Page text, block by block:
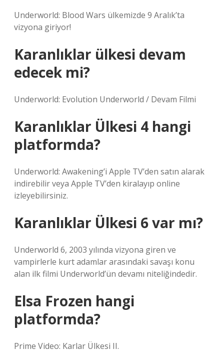
Underworld: Blood Wars ülkemizde 9 Aralık’ta
vizyona giriyor!
Karanlıklar ülkesi devam
edecek mi?
Underworld: Evolution Underworld / Devam Filmi
Karanlıklar Ülkesi 4 hangi
platformda?
Underworld: Awakening’i Apple TV’den satın alarak
indirebilir veya Apple TV’den kiralayıp online
izleyebilirsiniz.
Karanlıklar Ülkesi 6 var mı?
Underworld 6, 2003 yılında vizyona giren ve
vampirlerle kurt adamlar arasındaki savaşı konu
alan ilk filmi Underworld’ün devamı niteliğindedir.
Elsa Frozen hangi
platformda?
Prime Video: Karlar Ülkesi II.